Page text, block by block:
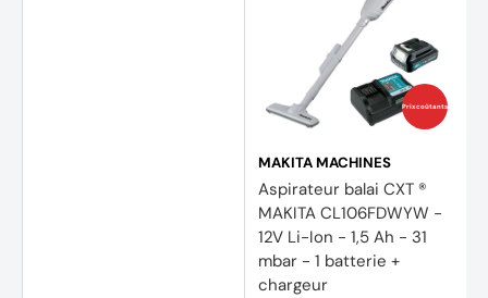
Prix coûtants
MAKITA MACHINES
Aspirateur balai CXT ®
MAKITA CL106FDWYW -
12V Li-Ion - 1,5 Ah - 31
mbar - 1 batterie +
chargeur